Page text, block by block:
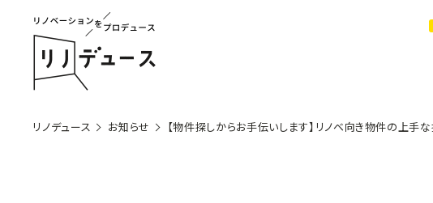
リノデュース お知らせ 【物件探しからお手伝いします】リノベ向き物件の上